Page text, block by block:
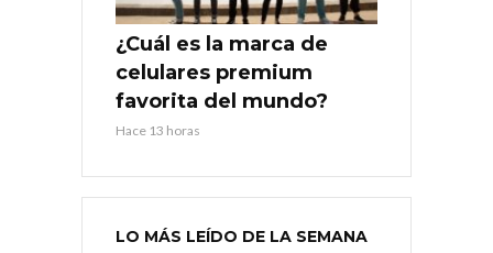
¿Cuál es la marca de
celulares premium
favorita del mundo?
Hace 13 horas
LO MÁS LEÍDO DE LA SEMANA